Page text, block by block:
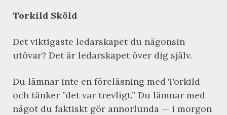
Torkild Sköld
Det viktigaste ledarskapet du någonsin
utövar? Det är ledarskapet över dig själv.
Du lämnar inte en föreläsning med Torkild
och tänker ”det var trevligt.” Du lämnar med
något du faktiskt gör annorlunda — i morgon